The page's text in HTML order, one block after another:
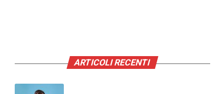
ARTICOLI RECENTI